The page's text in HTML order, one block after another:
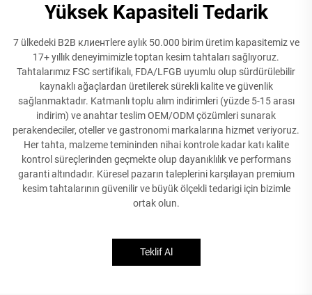
Yüksek Kapasiteli Tedarik
7 ülkedeki B2B клиентlere aylık 50.000 birim üretim kapasitemiz ve
17+ yıllık deneyimimizle toptan kesim tahtaları sağlıyoruz.
Tahtalarımız FSC sertifikalı, FDA/LFGB uyumlu olup sürdürülebilir
kaynaklı ağaçlardan üretilerek sürekli kalite ve güvenlik
sağlanmaktadır. Katmanlı toplu alım indirimleri (yüzde 5-15 arası
indirim) ve anahtar teslim OEM/ODM çözümleri sunarak
perakendeciler, oteller ve gastronomi markalarına hizmet veriyoruz.
Her tahta, malzeme temininden nihai kontrole kadar katı kalite
kontrol süreçlerinden geçmekte olup dayanıklılık ve performans
garanti altındadır. Küresel pazarın taleplerini karşılayan premium
kesim tahtalarının güvenilir ve büyük ölçekli tedarigi için bizimle
ortak olun.
Teklif Al